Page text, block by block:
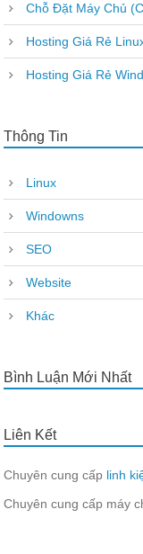
Chỗ Đặt Máy Chủ
Hosting Giá Rẻ
Hosting Giá Rẻ
Thông Tin
Linux
Windowns
SEO
Website
Khác
Bình Luận Mới Nhất
Liên Kết
Chuyên cung cấp linh
Chuyên cung cấp máy